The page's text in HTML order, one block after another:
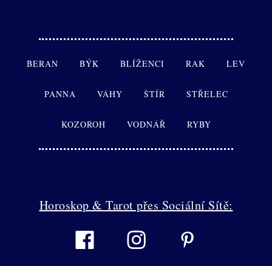
BERAN BÝK BLÍŽENCI RAK LEV
PANNA VÁHY ŠTÍR STŘELEC
KOZOROH VODNÁŘ RYBY
Horoskop & Tarot přes Sociální Sítě: